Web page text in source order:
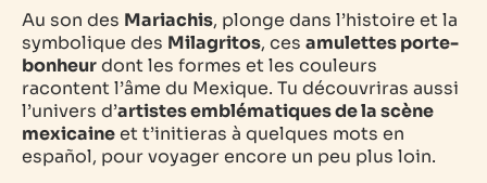
Au son des Mariachis, plonge dans l’histoire et la
symbolique des Milagritos, ces amulettes porte-
bonheurdont les formes et les couleurs
racontent l’âme du Mexique. Tu découvriras aussi
l’univers d’artistes emblématiques de la scène
mexicaineet t’initieras à quelques mots en
español, pour voyager encore un peu plus loin.